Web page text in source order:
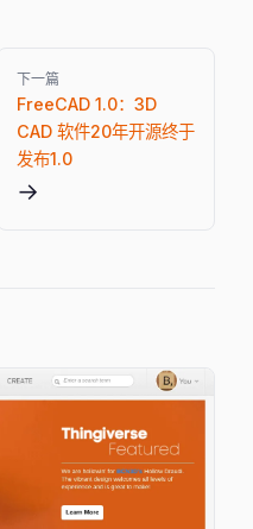
下一篇
FreeCAD 1.0：3D
CAD 软件20年开源终于
发布1.0
→